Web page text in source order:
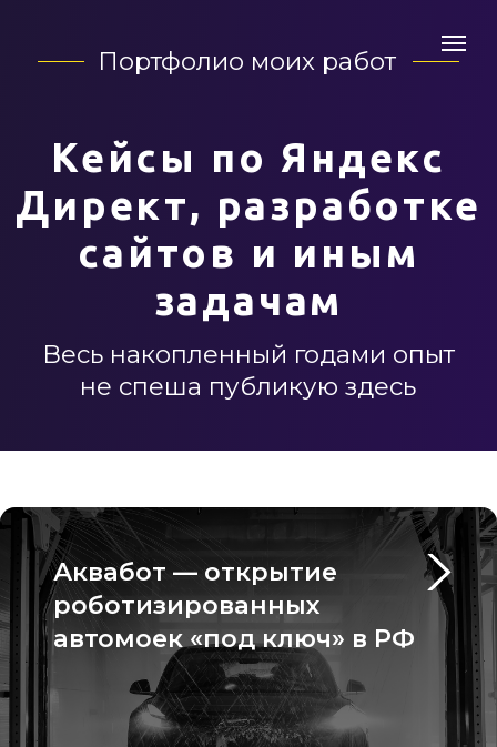
Директ, разработке
сайтов и иным
задачам
Весь накопленный годами опыт
не спеша публикую здесь
автомоек «под ключ» в РФ
Яндекс Директ
Завод КВОиТ—
продвижение продукции
Завода РВС в России